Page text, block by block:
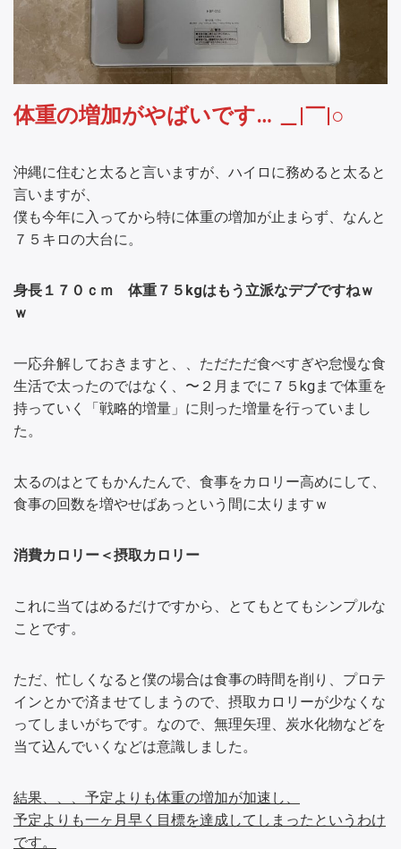
体重の増加がやばいです… ＿|￣|○
沖縄に住むと太ると言いますが、ハイロに務めると太ると
言いますが、
僕も今年に入ってから特に体重の増加が止まらず、なんと
７５キロの大台に。
身長１７０ｃｍ 体重７５kgはもう立派なデブですねｗ
ｗ
一応弁解しておきますと、、ただただ食べすぎや怠慢な食
生活で太ったのではなく、〜２月までに７５kgまで体重を
持っていく「戦略的増量」に則った増量を行っていまし
た。
太るのはとてもかんたんで、食事をカロリー高めにして、
食事の回数を増やせばあっという間に太りますｗ
消費カロリー＜摂取カロリー
これに当てはめるだけですから、とてもとてもシンプルな
ことです。
ただ、忙しくなると僕の場合は食事の時間を削り、プロテ
インとかで済ませてしまうので、摂取カロリーが少なくな
ってしまいがちです。なので、無理矢理、炭水化物などを
当て込んでいくなどは意識しました。
結果、、、予定よりも体重の増加が加速し、
予定よりも一ヶ月早く目標を達成してしまったというわけ
です。